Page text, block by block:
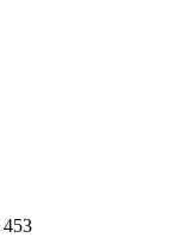
453